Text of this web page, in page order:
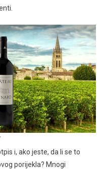
i, ako jeste, da li se to
porijekla? Mnogi